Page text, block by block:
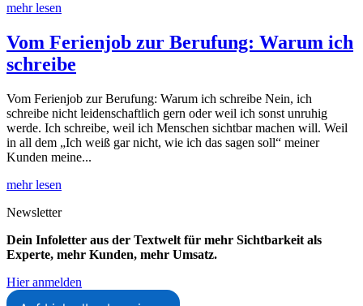
mehr lesen
Vom Ferienjob zur Berufung: Warum ich
schreibe
Vom Ferienjob zur Berufung: Warum ich schreibe Nein, ich
schreibe nicht leidenschaftlich gern oder weil ich sonst unruhig
werde. Ich schreibe, weil ich Menschen sichtbar machen will. Weil
in all dem „Ich weiß gar nicht, wie ich das sagen soll“ meiner
Kunden meine...
mehr lesen
Newsletter
Dein Infoletter aus der Textwelt für mehr Sichtbarkeit als
Experte, mehr Kunden, mehr Umsatz.
Hier anmelden